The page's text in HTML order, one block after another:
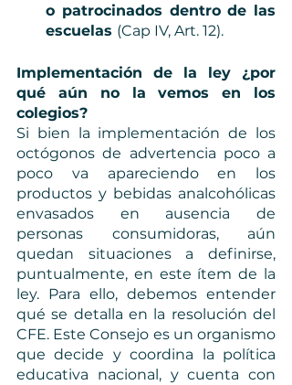
o patrocinados dentro de las
escuelas (Cap IV, Art. 12).
Implementación de la ley ¿por
qué aún no la vemos en los
colegios?
Si bien la implementación de los
octógonos de advertencia poco a
poco va apareciendo en los
productos y bebidas analcohólicas
envasados en ausencia de
personas consumidoras, aún
quedan situaciones a definirse,
puntualmente, en este ítem de la
ley. Para ello, debemos entender
qué se detalla en la resolución del
CFE. Este Consejo es un organismo
que decide y coordina la política
educativa nacional, y cuenta con